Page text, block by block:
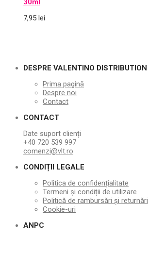
7,95 lei
DESPRE VALENTINO DISTRIBUTION
Prima pagină
Despre noi
Contact
CONTACT
Date suport clienți
+40 720 539 997
comenzi@vlt.ro
CONDIȚII LEGALE
Politica de confidențialitate
Termeni și condiții de utilizare
Politică de rambursări și returnări
Cookie-uri
ANPC